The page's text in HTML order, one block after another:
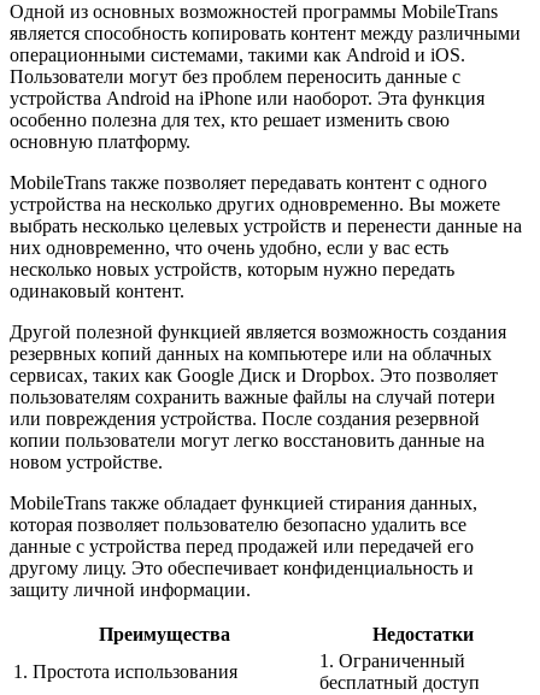
Одной из основных возможностей программы MobileTrans
является способность копировать контент между различными
операционными системами, такими как Android и iOS.
Пользователи могут без проблем переносить данные с
устройства Android на iPhone или наоборот. Эта функция
особенно полезна для тех, кто решает изменить свою
основную платформу.
MobileTrans также позволяет передавать контент с одного
устройства на несколько других одновременно. Вы можете
выбрать несколько целевых устройств и перенести данные на
них одновременно, что очень удобно, если у вас есть
несколько новых устройств, которым нужно передать
одинаковый контент.
Другой полезной функцией является возможность создания
резервных копий данных на компьютере или на облачных
сервисах, таких как Google Диск и Dropbox. Это позволяет
пользователям сохранить важные файлы на случай потери
или повреждения устройства. После создания резервной
копии пользователи могут легко восстановить данные на
новом устройстве.
MobileTrans также обладает функцией стирания данных,
которая позволяет пользователю безопасно удалить все
данные с устройства перед продажей или передачей его
другому лицу. Это обеспечивает конфиденциальность и
защиту личной информации.
Преимущества
Недостатки
1. Простота использования
1. Ограниченный
бесплатный доступ